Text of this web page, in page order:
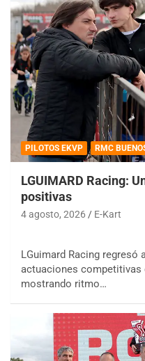
PILOTOS EKVP RMC
LGUIMARD Racing:
positivas
4 agosto, 2026 E-Kart
LGuimard Racing regresó
actuaciones competitivas
mostrando ritmo…